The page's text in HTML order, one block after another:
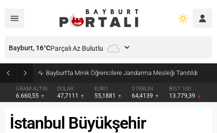
Bayburt’ta Minik Öğrencilere Jandarma Mesleği Tanıtıldı
GRAM ALTIN
6.660,55
DOLAR
47,7111
EURO
55,1881
STERLİN
64,4139
BIST 100
13.779,39
Bayburt, 16°CParçalı Az Bulutlu
İstanbul Büyükşehir